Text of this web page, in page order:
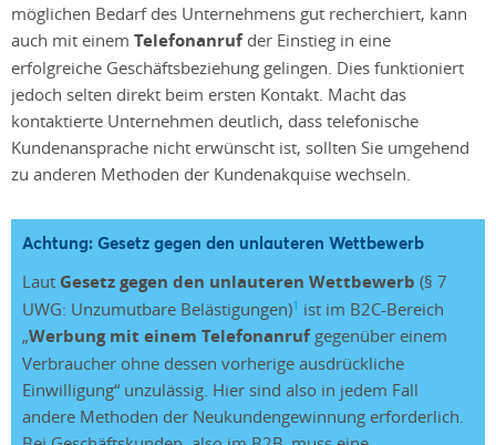
möglichen Bedarf des Unternehmens gut recherchiert, kann
auch mit einem Telefonanrufder Einstieg in eine
erfolgreiche Geschäftsbeziehung gelingen. Dies funktioniert
jedoch selten direkt beim ersten Kontakt. Macht das
kontaktierte Unternehmen deutlich, dass telefonische
Kundenansprache nicht erwünscht ist, sollten Sie umgehend
zu anderen Methoden der Kundenakquise wechseln.
Achtung: Gesetz gegen den unlauteren Wettbewerb
Laut Gesetz gegen den unlauteren Wettbewerb (§ 7
UWG: Unzumutbare Belästigungen)1 ist im B2C-Bereich
„Werbung mit einem Telefonanrufgegenüber einem
Verbraucher ohne dessen vorherige ausdrückliche
Einwilligung“ unzulässig. Hier sind also in jedem Fall
andere Methoden der Neukundengewinnung erforderlich.